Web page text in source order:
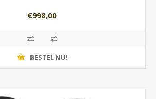
€998,00
BESTEL NU!